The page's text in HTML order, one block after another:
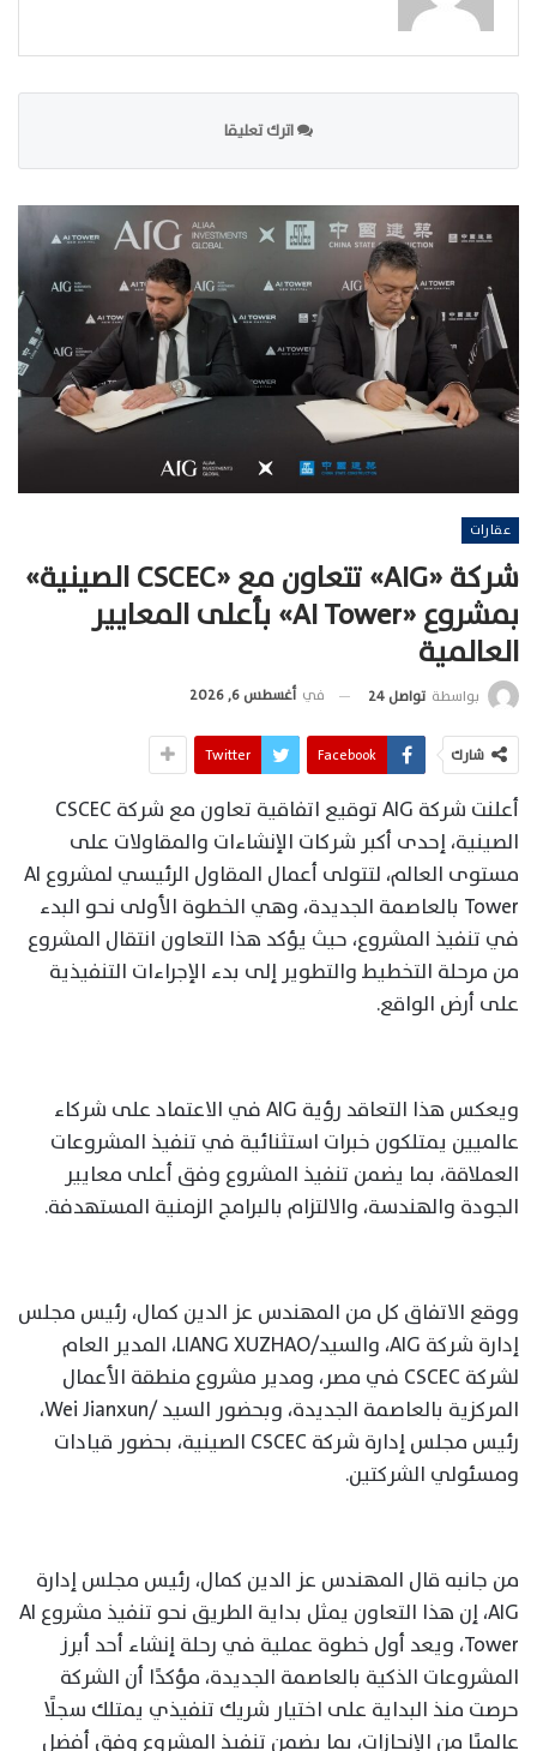
اترك تعليقا
عقارات
شركة «AIG» تتعاون مع «CSCEC الصينية»
بمشروع «AI Tower» بأعلى المعايير
العالمية
بواسطة تواصل 24 في أغسطس 6, 2026
شارك Facebook
Twitter
أعلنت شركة AIG توقيع اتفاقية تعاون مع شركة CSCEC
الصينية، إحدى أكبر شركات الإنشاءات والمقاولات على
مستوى العالم، لتتولى أعمال المقاول الرئيسي لمشروع AI
Tower بالعاصمة الجديدة، وهي الخطوة الأولى نحو البدء
في تنفيذ المشروع، حيث يؤكد هذا التعاون انتقال المشروع
من مرحلة التخطيط والتطوير إلى بدء الإجراءات التنفيذية
على أرض الواقع.
ويعكس هذا التعاقد رؤية AIG في الاعتماد على شركاء
عالميين يمتلكون خبرات استثنائية في تنفيذ المشروعات
العملاقة، بما يضمن تنفيذ المشروع وفق أعلى معايير
الجودة والهندسة، والالتزام بالبرامج الزمنية المستهدفة.
ووقع الاتفاق كل من المهندس عز الدين كمال، رئيس مجلس
إدارة شركة AIG، والسيد/LIANG XUZHAO، المدير العام
لشركة CSCEC في مصر، ومدير مشروع منطقة الأعمال
المركزية بالعاصمة الجديدة، وبحضور السيد /Wei Jianxun،
رئيس مجلس إدارة شركة CSCEC الصينية، بحضور قيادات
ومسئولي الشركتين.
من جانبه قال المهندس عز الدين كمال، رئيس مجلس إدارة
AIG، إن هذا التعاون يمثل بداية الطريق نحو تنفيذ مشروع AI
Tower، ويعد أول خطوة عملية في رحلة إنشاء أحد أبرز
المشروعات الذكية بالعاصمة الجديدة، مؤكدًا أن الشركة
حرصت منذ البداية على اختيار شريك تنفيذي يمتلك سجلًا
عالميًا من الإنجازات، بما يضمن تنفيذ المشروع وفق أفضل